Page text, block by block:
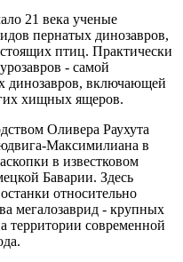
21 века ученые
пернатых динозавров,
птиц. Практически
- самой
динозавров, включающей
хищных ящеров.
Оливера Раухута
Максимилиана в
в известковом
Баварии. Здесь
относительно
мегалозаврид - крупных
территории современной